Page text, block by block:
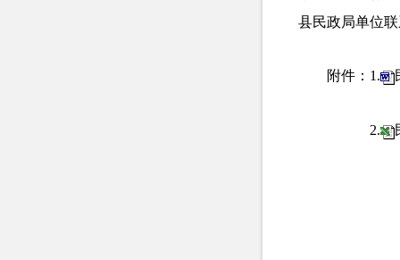
县民政局单位
附件：1.
2.